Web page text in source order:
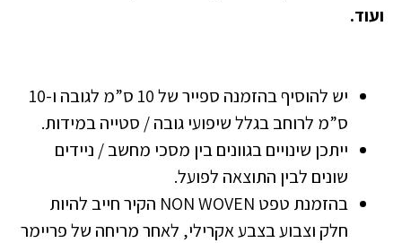
ועוד.
יש להוסיף בהזמנה ספייר של 10 ס”מ לגובה ו-10
ס”מ לרוחב בגלל שיפועי גובה / סטייה במידות.
ייתכן שינויים בגוונים בין מסכי מחשב / ניידים
שונים לבין התוצאה לפועל.
בהזמנת טפט NON WOVEN הקיר חייב להיות
חלק וצבוע בצבע אקרילי, לאחר מריחה של פריימר